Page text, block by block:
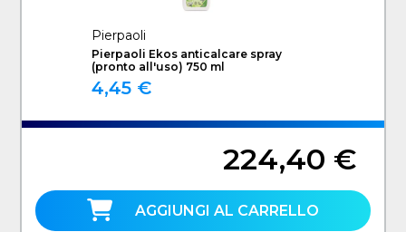
Pierpaoli
Pierpaoli Ekos anticalcare spray
(pronto all'uso) 750 ml
4,45 €
224,40 €
AGGIUNGI AL CARRELLO